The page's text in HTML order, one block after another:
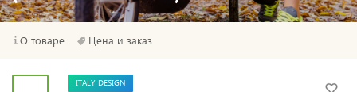
О товаре Цена и заказ
ITALY DESIGN